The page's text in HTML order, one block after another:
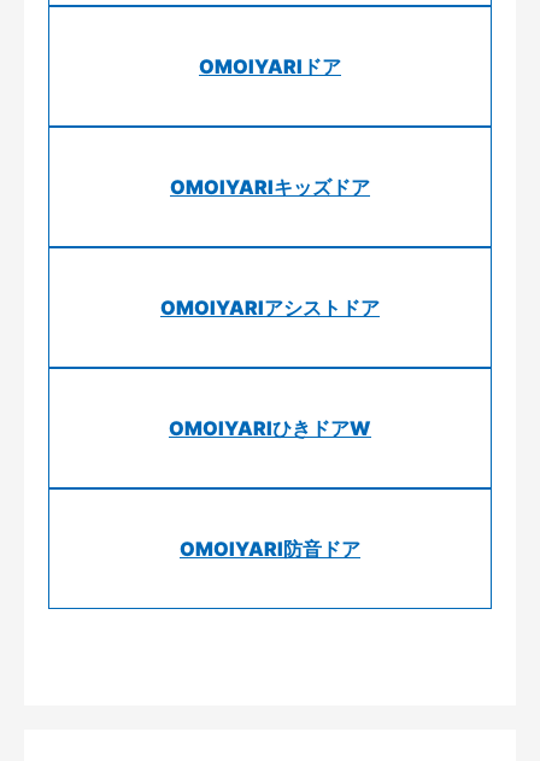
OMOIYARIドア
OMOIYARIキッズドア
OMOIYARIアシストドア
OMOIYARIひきドアW
OMOIYARI防音ドア